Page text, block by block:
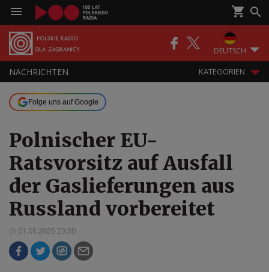
DEUTSCH
NACHRICHTEN KATEGORIEN
Folge uns auf Google
Polnischer EU-
Ratsvorsitz auf Ausfall
der Gaslieferungen aus
Russland vorbereitet
01.01.2025 23:30